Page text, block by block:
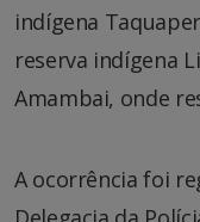
indígena
reserva indígena
Amambai, onde
A ocorrência foi